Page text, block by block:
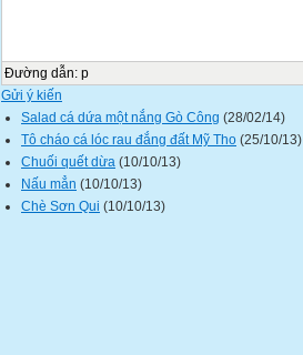
Đường dẫn: p
Gửi ý kiến
Salad cá dứa một nắng Gò Công (28/02/14)
Tô cháo cá lóc rau đắng đất Mỹ Tho (25/10/13)
Chuối quết dừa (10/10/13)
Nấu mẳn (10/10/13)
Chè Sơn Qui (10/10/13)